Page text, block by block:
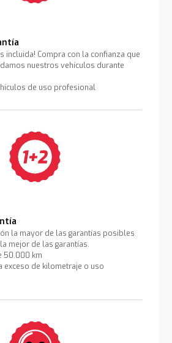
incluida! Compra con la confianza que
nuestros vehículos durante
de uso profesional
la mayor de las garantías posibles
mejor de las garantías.
50.000 km
exceso de kilometraje o uso